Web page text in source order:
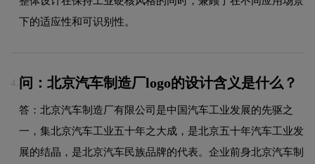
下的适应性和可识别性。
4. 问：北京汽车制造厂logo的设计含义是什么？
答：北京汽车制造厂有限公司是中国汽车工业发展的先驱之
一，集北京汽车工业五十年之大成，是北京五十年汽车工业发
展的结晶，是北京汽车民族品牌的代表。企业前身北京汽车制